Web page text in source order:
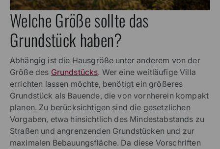
Welche Größe sollte das
Grundstück haben?
Abhängig ist die Hausgröße unter anderem von der
Größe des Grundstücks. Wer eine weitläufige Villa
errichten lassen möchte, benötigt ein größeres
Grundstück als Bauende, die von vornherein kompakt
planen. Zu berücksichtigen sind die gesetzlichen
Vorgaben, etwa hinsichtlich des Mindestabstands zu
Straßen und angrenzenden Grundstücken und zur
maximalen Bebauungsfläche. Da diese Vorschriften